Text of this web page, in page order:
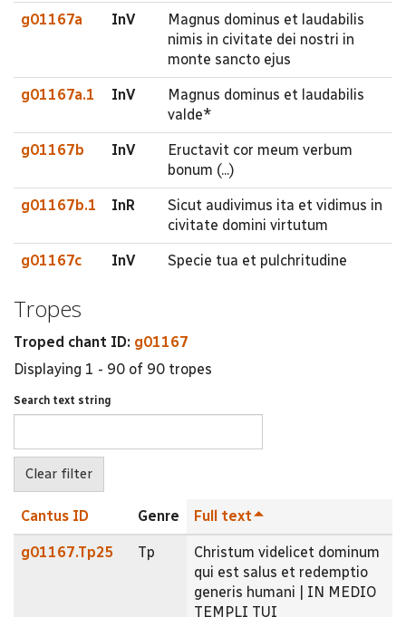
g01167a InV
Magnus dominus et laudabilis
nimis in civitate dei nostri in
monte sancto ejus
g01167a.1 InV
Magnus dominus et laudabilis
valde*
g01167b InV
Eructavit cor meum verbum
bonum (...)
g01167b.1 InR
Sicut audivimus ita et vidimus in
civitate domini virtutum
g01167c InV Specie tua et pulchritudine
Tropes
Troped chant ID: g01167
Displaying 1 - 90 of 90 tropes
Search text string
Cantus ID Genre Full text
g01167.Tp25 Tp
Christum videlicet dominum
qui est salus et redemptio
generis humani | IN MEDIO
TEMPLI TUI